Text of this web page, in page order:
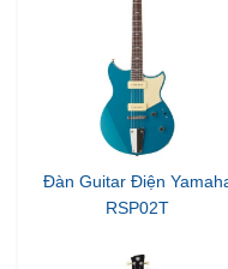
Đàn Guitar Điện
RSP02T